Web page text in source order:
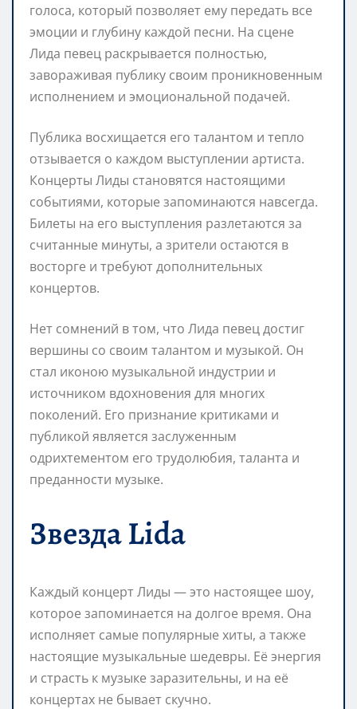
голоса, который позволяет ему передать все
эмоции и глубину каждой песни. На сцене
Лида певец раскрывается полностью,
завораживая публику своим проникновенным
исполнением и эмоциональной подачей.
Публика восхищается его талантом и тепло
отзывается о каждом выступлении артиста.
Концерты Лиды становятся настоящими
событиями, которые запоминаются навсегда.
Билеты на его выступления разлетаются за
считанные минуты, а зрители остаются в
восторге и требуют дополнительных
концертов.
Нет сомнений в том, что Лида певец достиг
вершины со своим талантом и музыкой. Он
стал иконою музыкальной индустрии и
источником вдохновения для многих
поколений. Его признание критиками и
публикой является заслуженным
одрихтементом его трудолюбия, таланта и
преданности музыке.
Звезда Lida
Каждый концерт Лиды — это настоящее шоу,
которое запоминается на долгое время. Она
исполняет самые популярные хиты, а также
настоящие музыкальные шедевры. Её энергия
и страсть к музыке заразительны, и на её
концертах не бывает скучно.